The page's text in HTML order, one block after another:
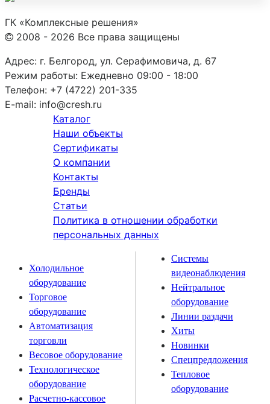
ГК «Комплексные решения»
2008 - 2026 Все права защищены
Адрес: г. Белгород, ул. Серафимовича, д. 67
Режим работы: Ежедневно 09:00 - 18:00
Телефон: +7 (4722) 201-335
E-mail: info@cresh.ru
Каталог
Наши объекты
Сертификаты
О компании
Контакты
Бренды
Статьи
Политика в отношении обработки
персональных данных
Холодильное
оборудование
Торговое
оборудование
Автоматизация
торговли
Весовое оборудование
Технологическое
оборудование
Расчетно-кассовое
Системы
видеонаблюдения
Нейтральное
оборудование
Линии раздачи
Хиты
Новинки
Спецпредложения
Тепловое
оборудование